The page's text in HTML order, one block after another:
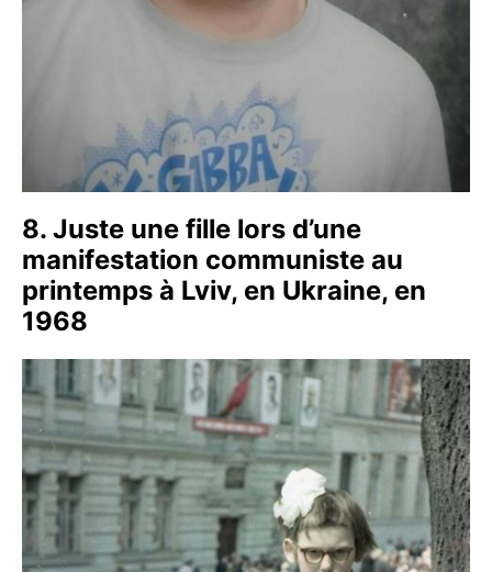
8. Juste une fille lors d’une
manifestation communiste au
printemps à Lviv, en Ukraine, en
1968